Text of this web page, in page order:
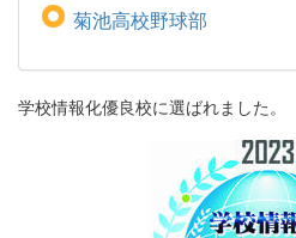
菊池高校野球部
学校情報化優良校に選ばれました。